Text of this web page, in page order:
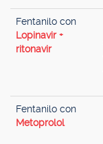
Fentanilo con
Lopinavir +
ritonavir
Fentanilo con
Metoprolol